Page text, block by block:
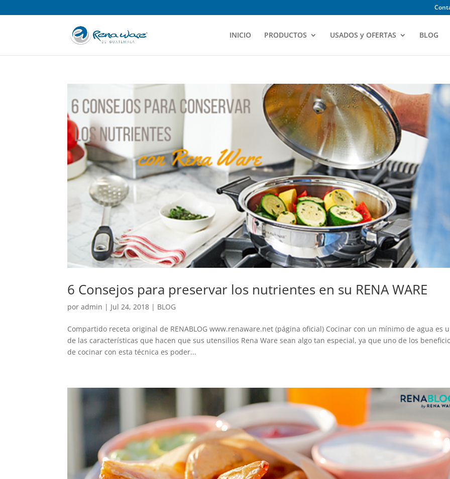
INICIO PRODUCTOS USADOS y OFERTAS BLOG
6 Consejos para preservar los nutrientes en su RENA WARE
poradmin | Jul 24, 2018 | BLOG
Compartido receta original de RENABLOG www.renaware.net (página oficial) Cocinar con un mínimo de agua es
de las características que hacen que sus utensilios Rena Ware sean algo tan especial, ya que uno de los
de cocinar con esta técnica es poder...